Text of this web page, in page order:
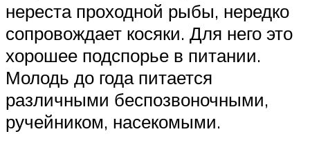
нереста проходной рыбы, нередко
сопровождает косяки. Для него это
хорошее подспорье в питании.
Молодь до года питается
различными беспозвоночными,
ручейником, насекомыми.